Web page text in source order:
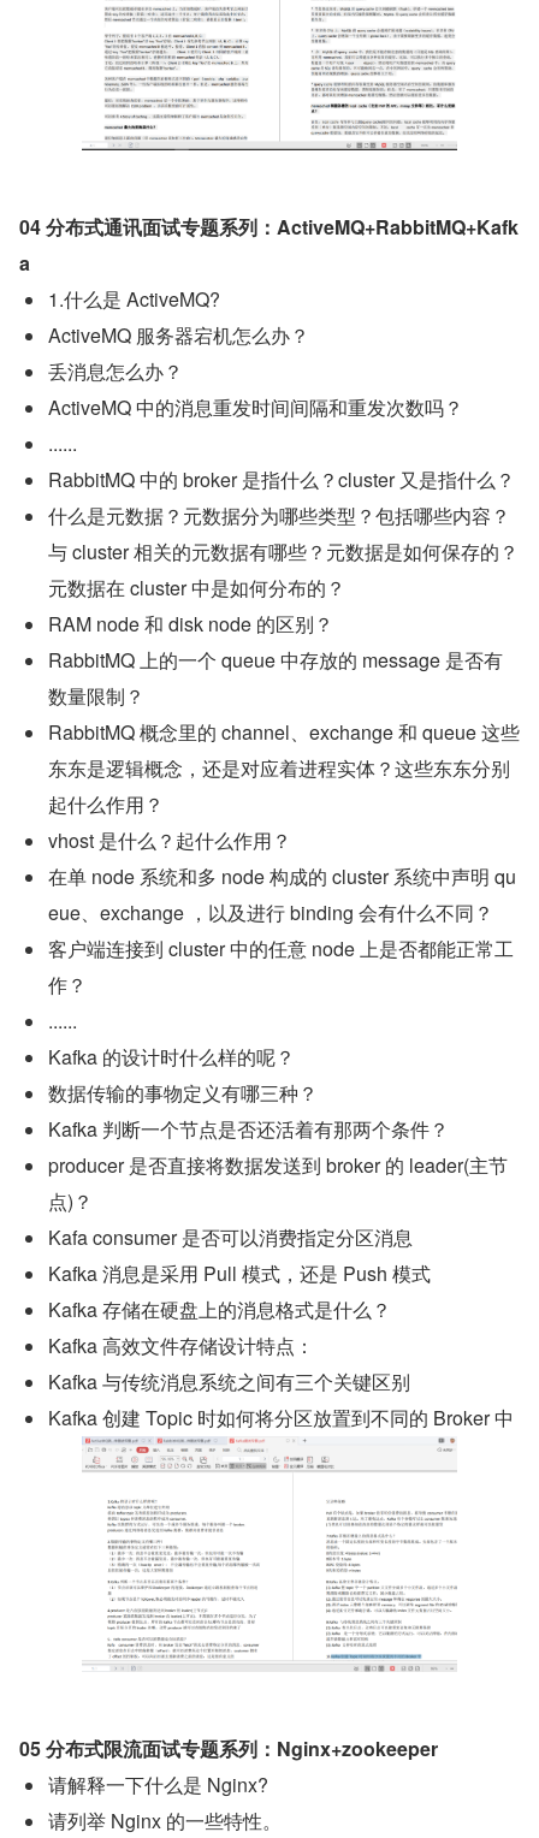
04 分布式通讯面试专题系列：ActiveMQ+RabbitMQ+Kafk
a
1.什么是 ActiveMQ?
ActiveMQ 服务器宕机怎么办？
丢消息怎么办？
ActiveMQ 中的消息重发时间间隔和重发次数吗？
......
RabbitMQ 中的 broker 是指什么？cluster 又是指什么？
什么是元数据？元数据分为哪些类型？包括哪些内容？
与 cluster 相关的元数据有哪些？元数据是如何保存的？
元数据在 cluster 中是如何分布的？
RAM node 和 disk node 的区别？
RabbitMQ 上的一个 queue 中存放的 message 是否有
数量限制？
RabbitMQ 概念里的 channel、exchange 和 queue 这些
东东是逻辑概念，还是对应着进程实体？这些东东分别
起什么作用？
vhost 是什么？起什么作用？
在单 node 系统和多 node 构成的 cluster 系统中声明 qu
eue、exchange ，以及进行 binding 会有什么不同？
客户端连接到 cluster 中的任意 node 上是否都能正常工
作？
......
Kafka 的设计时什么样的呢？
数据传输的事物定义有哪三种？
Kafka 判断一个节点是否还活着有那两个条件？
producer 是否直接将数据发送到 broker 的 leader(主节
点)？
Kafa consumer 是否可以消费指定分区消息
Kafka 消息是采用 Pull 模式，还是 Push 模式
Kafka 存储在硬盘上的消息格式是什么？
Kafka 高效文件存储设计特点：
Kafka 与传统消息系统之间有三个关键区别
Kafka 创建 Topic 时如何将分区放置到不同的 Broker 中
05 分布式限流面试专题系列：Nginx+zookeeper
请解释一下什么是 Nginx?
请列举 Nginx 的一些特性。